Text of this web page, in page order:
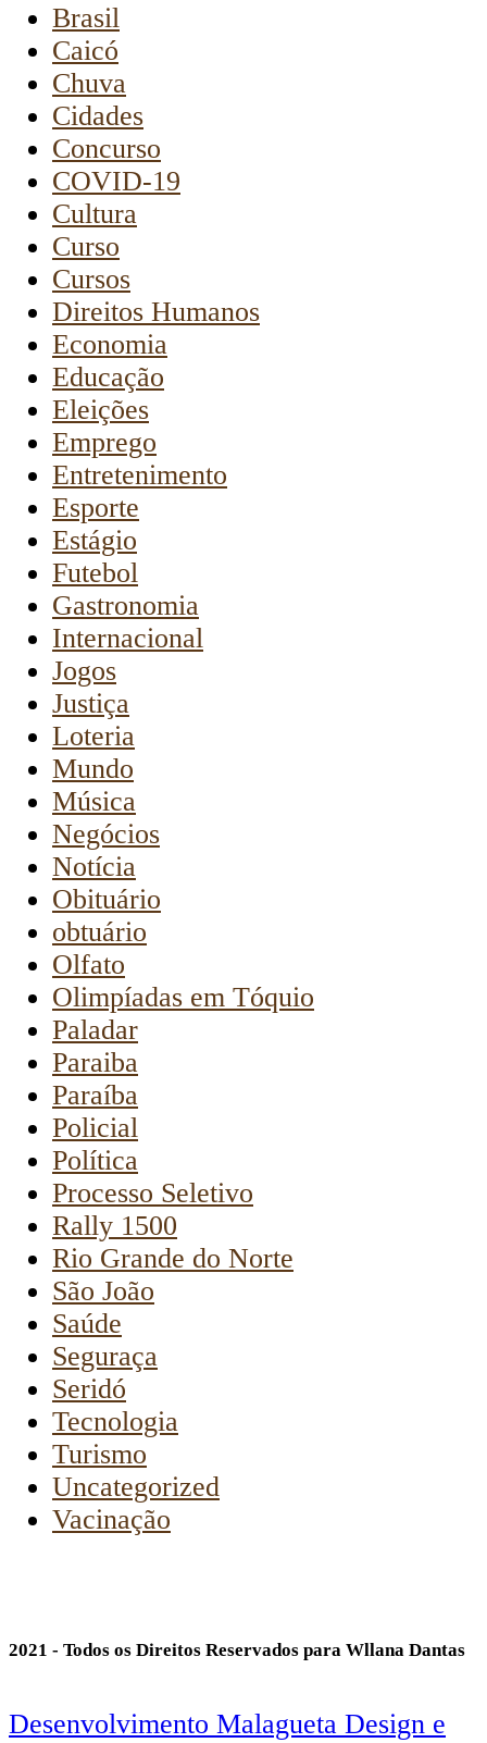
Brasil
Caicó
Chuva
Cidades
Concurso
COVID-19
Cultura
Curso
Cursos
Direitos Humanos
Economia
Educação
Eleições
Emprego
Entretenimento
Esporte
Estágio
Futebol
Gastronomia
Internacional
Jogos
Justiça
Loteria
Mundo
Música
Negócios
Notícia
Obituário
obtuário
Olfato
Olimpíadas em Tóquio
Paladar
Paraiba
Paraíba
Policial
Política
Processo Seletivo
Rally 1500
Rio Grande do Norte
São João
Saúde
Seguraça
Seridó
Tecnologia
Turismo
Uncategorized
Vacinação
2021 - Todos os Direitos Reservados para Wllana Dantas
Desenvolvimento Malagueta Design e